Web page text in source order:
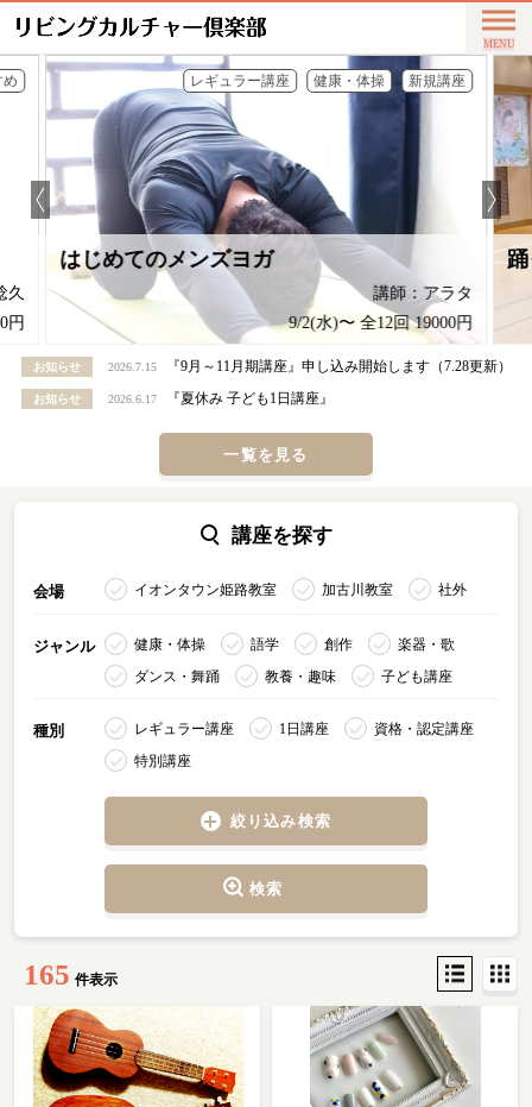
め
久
円
レギュラー講座 健康・体操 新規講座
はじめてのメンズヨガ
講師：アラタ
9/2(水)〜 全12回 19000円
お知らせ 2026.7.15 『9月～11月期講座』申し込み開始します（7.28更新）
お知らせ 2026.6.17 『夏休み 子ども1日講座』
一覧を見る
講座を探す
会場 イオンタウン姫路教室 加古川教室 社外
ジャンル 健康・体操 語学 創作
楽器・歌
ダンス・舞踊
教養・趣味 子ども講座
種別 レギュラー講座 1日講座
資格・認定講座
特別講座
絞り込み検索
検索
165 件表示